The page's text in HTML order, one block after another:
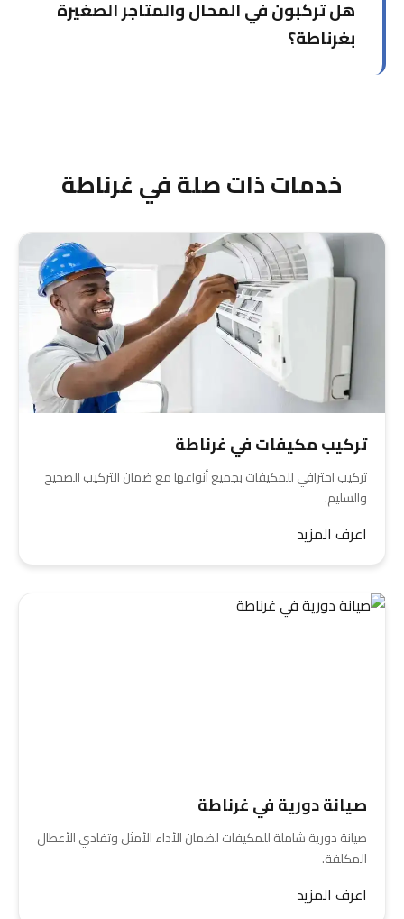
الوحدة والتمديدات. نهتم بتنظيف الموقع تماماً بعد
الانتهاء.
هل تركبون في المحال والمتاجر الصغيرة
بغرناطة؟
خدمات ذات صلة في غرناطة
تركيب مكيفات في غرناطة
تركيب احترافي للمكيفات بجميع أنواعها مع ضمان التركيب الصحيح
والسليم.
اعرف المزيد
صيانة دورية في غرناطة
صيانة دورية شاملة للمكيفات لضمان الأداء الأمثل وتفادي الأعطال
المكلفة.
اعرف المزيد